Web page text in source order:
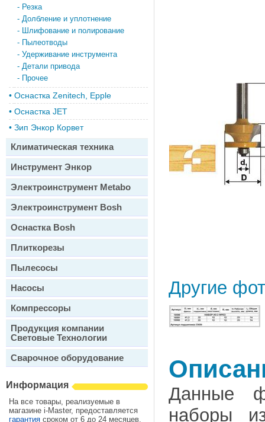
- Резка
- Долбление и уплотнение
- Шлифование и полирование
- Пылеотводы
- Удерживание инструмента
- Детали привода
- Прочее
• Оснастка Zenitech, Epple
• Оснастка JET
• Зип Энкор Корвет
Климатическая техника
Инструмент Энкор
Электроинструмент Metabo
Электроинструмент Bosh
Оснастка Bosh
Плиткорезы
Пылесосы
Насосы
Компрессоры
Продукция компании
Световые Технологии
Сварочное оборудование
Информация
На все товары, реализуемые в
магазине i-Master, предоставляется
гарантия сроком от 6 до 24 месяцев.
Другие
Данные
наборы